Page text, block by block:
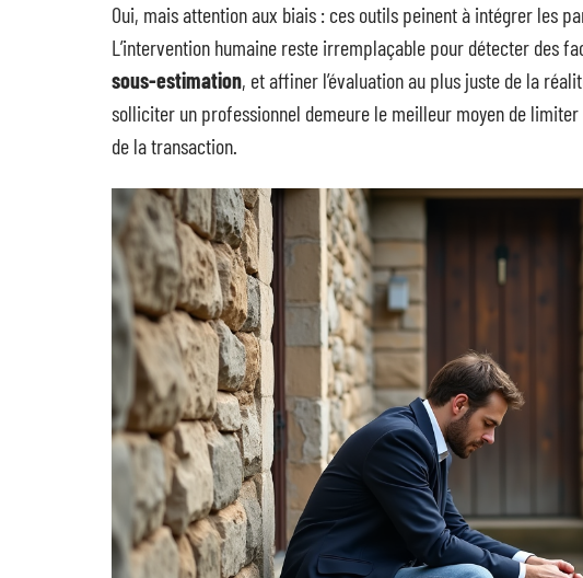
Oui, mais attention aux biais : ces outils peinent à intégrer les
L’intervention humaine reste irremplaçable pour détecter des
sous-estimation, et affiner l’évaluation au plus juste de la
solliciter un professionnel demeure le meilleur moyen de
de la transaction.